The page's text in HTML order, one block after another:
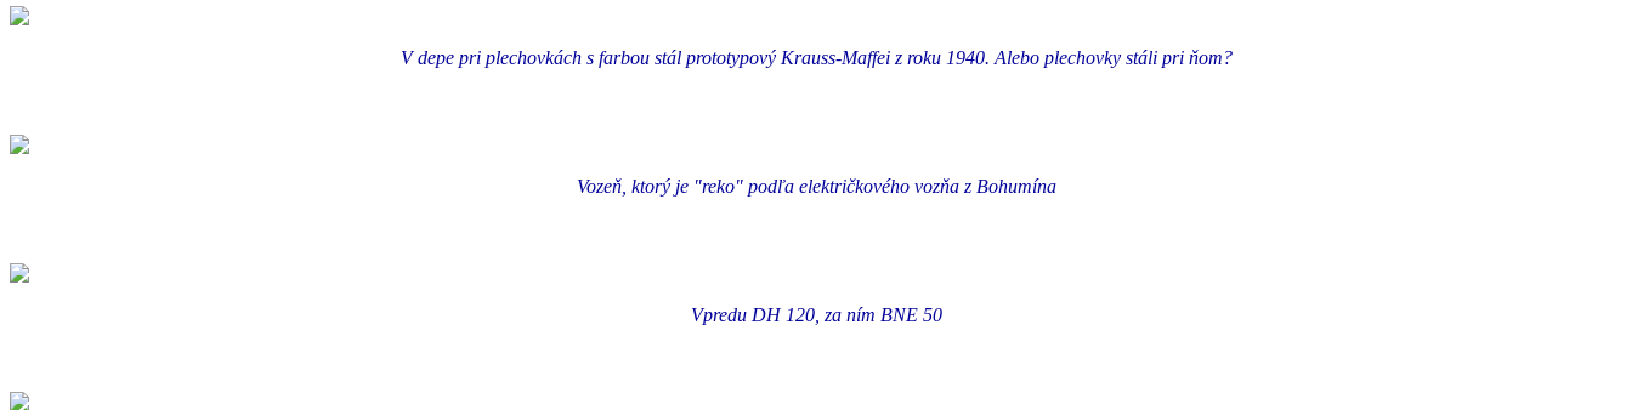
V depe pri plechovkách s farbou stál prototypový Krauss-Maffei z roku 1940. Alebo plechovky stáli pri ňom?
Vozeň, ktorý je "reko" podľa električkového vozňa z Bohumína
Vpredu DH 120, za ním BNE 50